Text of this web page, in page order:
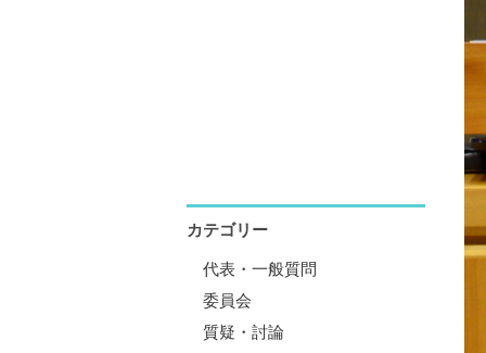
カテゴリー
代表・一般質問
委員会
質疑・討論